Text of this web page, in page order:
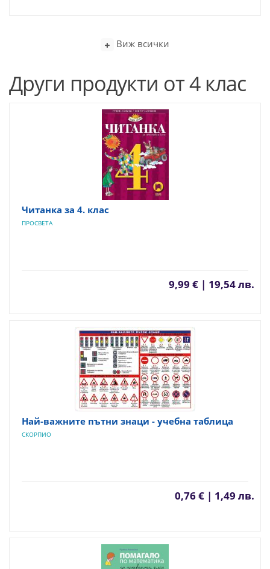
Виж всички
Други продукти от 4 клас
Читанка за 4. клас
ПРОСВЕТА
9,99 € | 19,54 лв.
Най-важните пътни знаци - учебна таблица
СКОРПИО
0,76 € | 1,49 лв.